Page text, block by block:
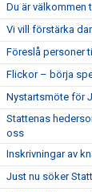
Du är välkommen
Vi vill förstärka
Föreslå personer
Flickor – börja
Nystartsmöte för
Stattenas
oss
Inskrivningar av
Just nu söker